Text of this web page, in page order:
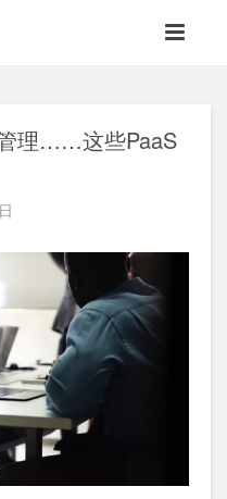
理……这些PaaS